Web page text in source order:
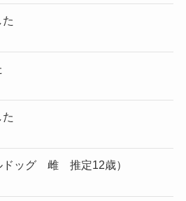
ドッグ 雌 推定12歳）